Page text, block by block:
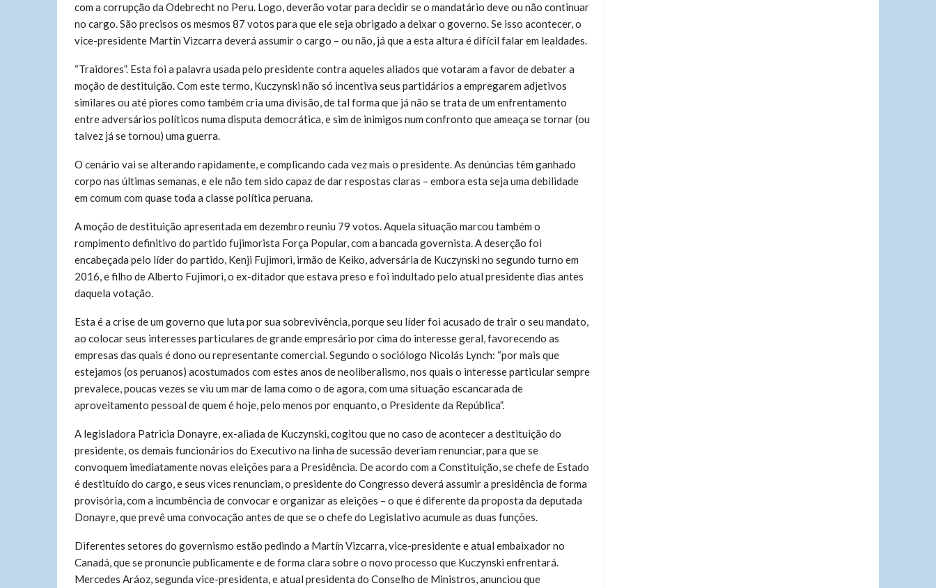
com a corrupção da Odebrecht no Peru. Logo, deverão votar para decidir se o mandatário deve ou não continuar
no cargo. São precisos os mesmos 87 votos para que ele seja obrigado a deixar o governo. Se isso acontecer, o
vice-presidente Martín Vizcarra deverá assumir o cargo – ou não, já que a esta altura é difícil falar em lealdades.
“Traidores”. Esta foi a palavra usada pelo presidente contra aqueles aliados que votaram a favor de debater a
moção de destituição. Com este termo, Kuczynski não só incentiva seus partidários a empregarem adjetivos
similares ou até piores como também cria uma divisão, de tal forma que já não se trata de um enfrentamento
entre adversários políticos numa disputa democrática, e sim de inimigos num confronto que ameaça se tornar (ou
talvez já se tornou) uma guerra.
O cenário vai se alterando rapidamente, e complicando cada vez mais o presidente. As denúncias têm ganhado
corpo nas últimas semanas, e ele não tem sido capaz de dar respostas claras – embora esta seja uma debilidade
em comum com quase toda a classe política peruana.
A moção de destituição apresentada em dezembro reuniu 79 votos. Aquela situação marcou também o
rompimento definitivo do partido fujimorista Força Popular, com a bancada governista. A deserção foi
encabeçada pelo líder do partido, Kenji Fujimori, irmão de Keiko, adversária de Kuczynski no segundo turno em
2016, e filho de Alberto Fujimori, o ex-ditador que estava preso e foi indultado pelo atual presidente dias antes
daquela votação.
Esta é a crise de um governo que luta por sua sobrevivência, porque seu líder foi acusado de trair o seu mandato,
ao colocar seus interesses particulares de grande empresário por cima do interesse geral, favorecendo as
empresas das quais é dono ou representante comercial. Segundo o sociólogo Nicolás Lynch: “por mais que
estejamos (os peruanos) acostumados com estes anos de neoliberalismo, nos quais o interesse particular sempre
prevalece, poucas vezes se viu um mar de lama como o de agora, com uma situação escancarada de
aproveitamento pessoal de quem é hoje, pelo menos por enquanto, o Presidente da República”.
A legisladora Patricia Donayre, ex-aliada de Kuczynski, cogitou que no caso de acontecer a destituição do
presidente, os demais funcionários do Executivo na linha de sucessão deveriam renunciar, para que se
convoquem imediatamente novas eleições para a Presidência. De acordo com a Constituição, se chefe de Estado
é destituído do cargo, e seus vices renunciam, o presidente do Congresso deverá assumir a presidência de forma
provisória, com a incumbência de convocar e organizar as eleições – o que é diferente da proposta da deputada
Donayre, que prevê uma convocação antes de que se o chefe do Legislativo acumule as duas funções.
Diferentes setores do governismo estão pedindo a Martín Vizcarra, vice-presidente e atual embaixador no
Canadá, que se pronuncie publicamente e de forma clara sobre o novo processo que Kuczynski enfrentará.
Mercedes Aráoz, segunda vice-presidenta, e atual presidenta do Conselho de Ministros, anunciou que